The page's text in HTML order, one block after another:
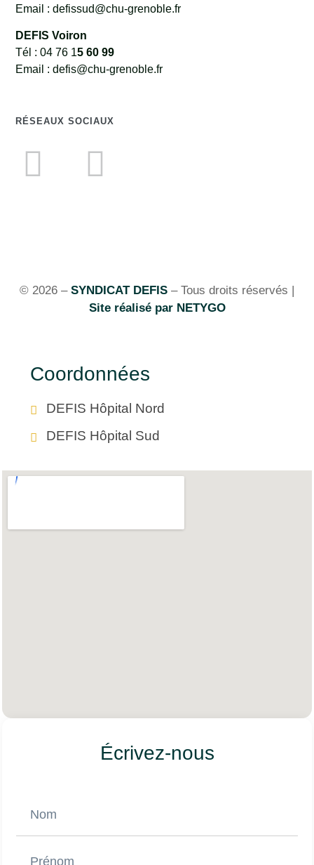
Email : defissud@chu-grenoble.fr
DEFIS Voiron
Tél : 04 76 15 60 99
Email : defis@chu-grenoble.fr
RÉSEAUX SOCIAUX
© 2026 – SYNDICAT DEFIS – Tous droits réservés |
Site réalisé par NETYGO
Écrivez-nous
Coordonnées
DEFIS Hôpital Nord
DEFIS Hôpital Sud